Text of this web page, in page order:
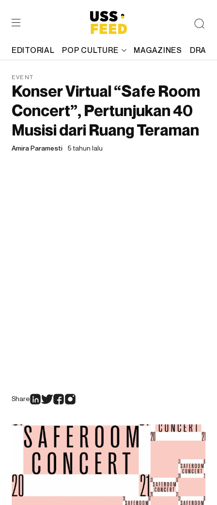
EDITORIAL POP CULTURE MAGAZINES
EVENT
Konser Virtual “Safe Room
Concert”, Pertunjukan 40
Musisi dari Ruang Teraman
Amira Paramesti 5 tahun lalu
Share